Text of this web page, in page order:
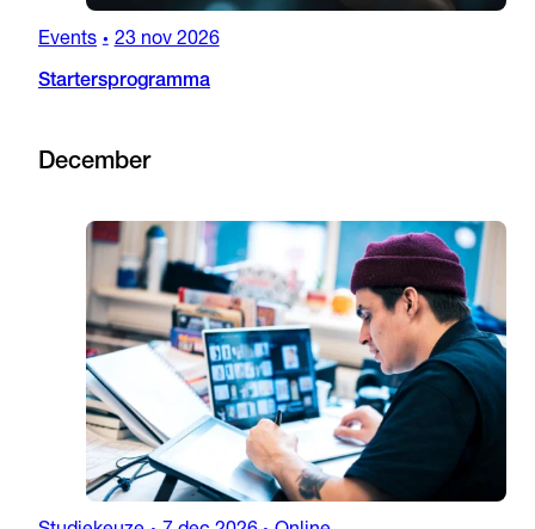
Events • 23 nov 2026
Startersprogramma
December